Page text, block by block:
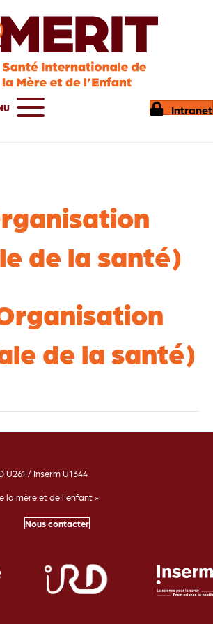
Intranet
de la santé)
de la santé)
U261 / Inserm U1344
la mère et de l'enfant »
Nous contacter